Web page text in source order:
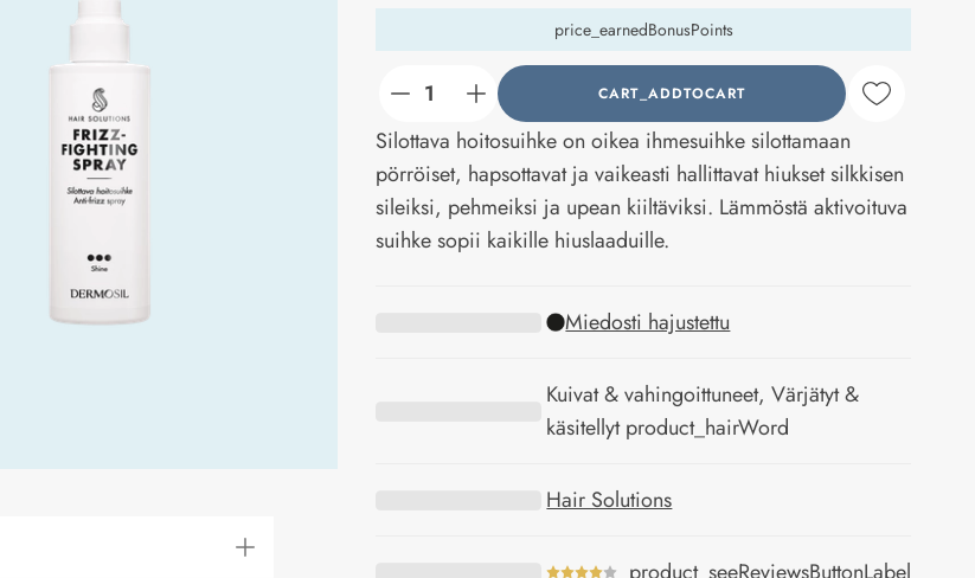
price_earnedBonusPoints
counter_current CART_ADDTOCART
Silottava hoitosuihke on oikea ihmesuihke silottamaan
pörröiset, hapsottavat ja vaikeasti hallittavat hiukset silkkisen
sileiksi, pehmeiksi ja upean kiiltäviksi. Lämmöstä aktivoituva
suihke sopii kaikille hiuslaaduille.
Miedosti hajustettu
Kuivat & vahingoittuneet, Värjätyt &
käsitellyt product_hairWord
Hair Solutions